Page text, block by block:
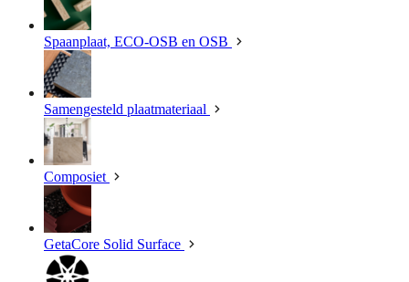
Spaanplaat, ECO-OSB en OSB
Samengesteld plaatmateriaal
Composiet
GetaCore Solid Surface